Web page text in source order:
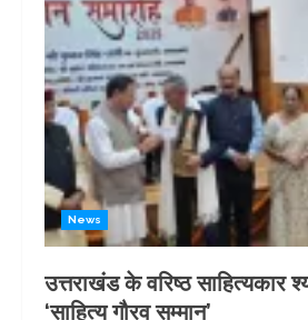
News
उत्तराखंड के वरिष्ठ साहित्यकार
‘साहित्य गौरव सम्मान’